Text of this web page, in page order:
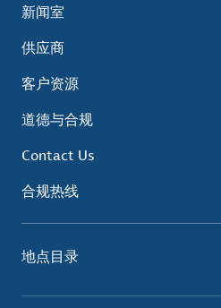
新闻室
供应商
客户资源
道德与合规
Contact Us
合规热线
地点目录